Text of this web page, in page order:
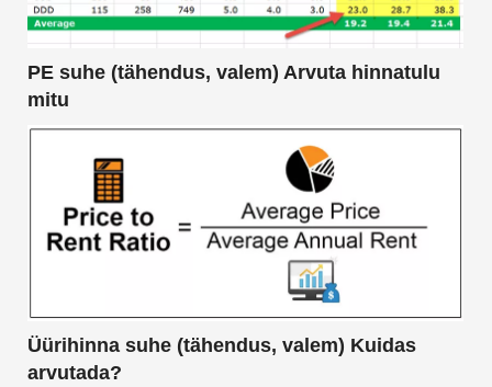
PE suhe (tähendus, valem) Arvuta hinnatulu
mitu
Üürihinna suhe (tähendus, valem) Kuidas
arvutada?